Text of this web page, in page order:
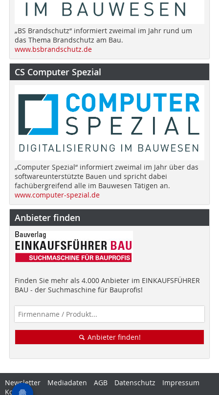
„BS Brandschutz“ informiert zweimal im Jahr rund um
das Thema Brandschutz am Bau.
www.bsbrandschutz.de
CS Computer Spezial
„Computer Spezial“ informiert zweimal im Jahr über das
softwareunterstützte Bauen und spricht dabei
fachübergreifend alle im Bauwesen Tätigen an.
www.computer-spezial.de
Anbieter finden
Finden Sie mehr als 4.000 Anbieter im EINKAUFSFÜHRER
BAU - der Suchmaschine für Bauprofis!
Anbieter finden!
Newsletter Mediadaten AGB Datenschutz
Impressum
Kontakt